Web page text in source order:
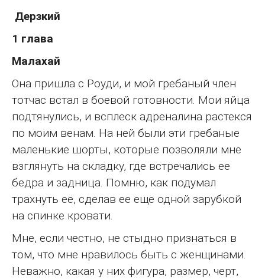
Дерзкий
1 глава
Малахай
Она пришла с Роуди, и мой гребаный член
тотчас встал в боевой готовности. Мои яйца
подтянулись, и всплеск адреналина растекся
по моим венам. На ней были эти гребаные
маленькие шорты, которые позволяли мне
взглянуть на складку, где встречались ее
бедра и задница. Помню, как подумал
трахнуть ее, сделав ее еще одной зарубкой
на спинке кровати.
Мне, если честно, не стыдно признаться в
том, что мне нравилось быть с женщинами.
Неважно, какая у них фигура, размер, черт,